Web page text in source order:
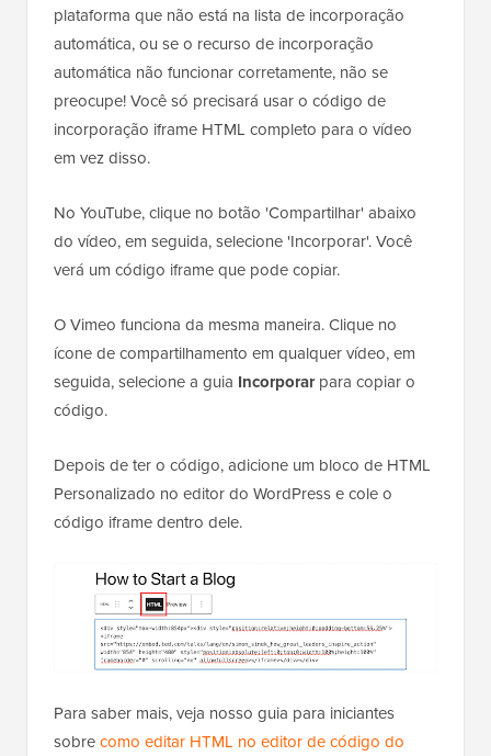
plataforma que não está na lista de incorporação
automática, ou se o recurso de incorporação
automática não funcionar corretamente, não se
preocupe! Você só precisará usar o código de
incorporação iframe HTML completo para o vídeo
em vez disso.
No YouTube, clique no botão 'Compartilhar' abaixo
do vídeo, em seguida, selecione 'Incorporar'. Você
verá um código iframe que pode copiar.
O Vimeo funciona da mesma maneira. Clique no
ícone de compartilhamento em qualquer vídeo, em
seguida, selecione a guia Incorporarpara copiar o
código.
Depois de ter o código, adicione um bloco de HTML
Personalizado no editor do WordPress e cole o
código iframe dentro dele.
Para saber mais, veja nosso guia para iniciantes
sobrecomo editar HTML no editor de código do